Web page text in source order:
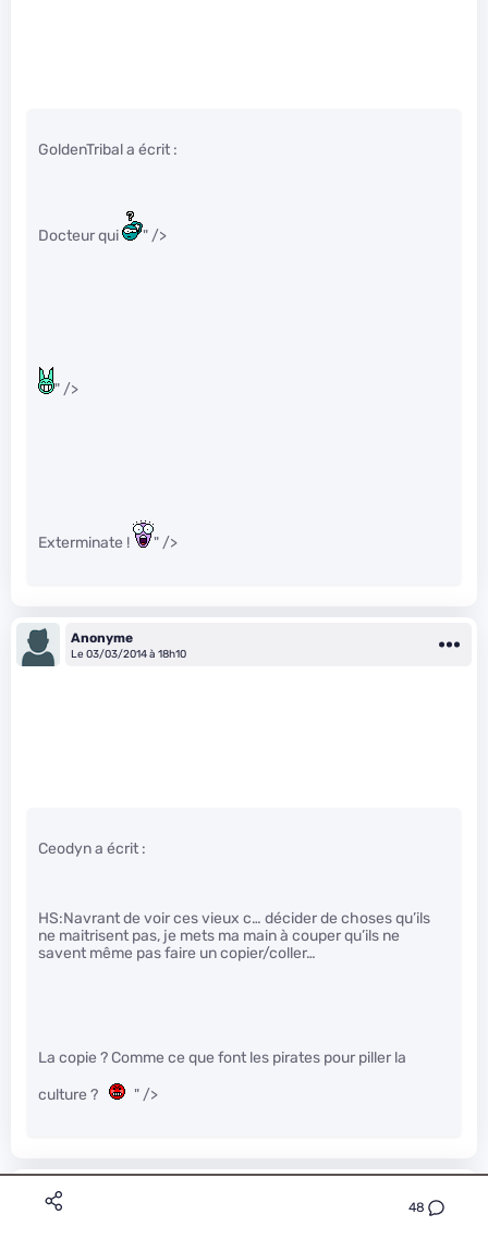
48
GoldenTribal a écrit :
Docteur qui " />
" />
Exterminate ! " />
Anonyme
Le 03/03/2014 à 18h10
Ceodyn a écrit :
HS:Navrant de voir ces vieux c… décider de choses qu’ils
ne maitrisent pas, je mets ma main à couper qu’ils ne
savent même pas faire un copier/coller…
La copie ? Comme ce que font les pirates pour piller la
culture ?
" />